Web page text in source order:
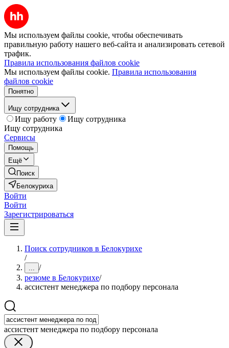
Мы используем файлы cookie, чтобы обеспечивать
правильную работу нашего веб-сайта и анализировать сетевой
трафик.
Правила использования файлов cookie
Мы используем файлы cookie. Правила использования
файлов cookie
Понятно
Ищу сотрудника
Ищу работу
Ищу сотрудника
Ищу сотрудника
Сервисы
Помощь
Ещё
Поиск
Белокуриха
Войти
Войти
Зарегистрироваться
Поиск сотрудников в Белокурихе
/
... /
резюме в Белокурихе/
ассистент менеджера по подбору персонала
ассистент менеджера по подбору персонала